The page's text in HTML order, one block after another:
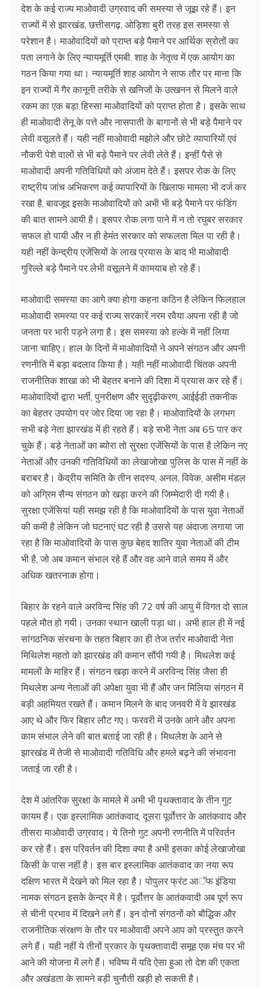
देश के कई राज्य माओवादी उग्रवाद की समस्या से जूझ रहे हैं। इन
राज्यों में से झारखंड, छत्तीसगढ़, ओड़िशा बुरी तरह इस समस्या से
परेशान है। माओवादियों को प्राप्त बड़े पैमाने पर आर्थिक स्रोतों का
पता लगाने के लिए न्यायमूर्ति एमबी. शाह के नेतृत्व में एक आयोग का
गठन किया गया था। न्यायमूर्ति शाह आयोग ने साफ तौर पर माना कि
इन राज्यों में गैर कानूनी तरीके से खनिजों के उत्खनन से मिलने वाले
रकम का एक बड़ा हिस्सा माओवादियों को प्राप्त होता है। इसके साथ
ही माओवादी तेनू के पत्ते और नासपाती के बागानों से भी बड़े पैमाने पर
लेवी वसूलते हैं। यही नहीं माओवादी मझोले और छोटे व्यापारियों एवं
नौकरी पेशे वालों से भी बड़े पैमाने पर लेवी लेते हैं। इन्हीं पैसे से
माओवादी अपनी गतिविधियों को अंजाम देते हैं। इसपर रोक के लिए
राष्ट्रीय जांच अभिकरण कई व्यापारियों के खिलाफ मामला भी दर्ज कर
रखा है, बावजूद इसके माओवादियों को अभी भी बड़े पैमाने पर फंडिंग
की बात सामने आयी है। इसपर रोक लगा पाने में न तो रघुबर सरकार
सफल हो पायी और न ही हेमंत सरकार को सफलता मिल पा रही है।
यही नहीं केन्द्रीय एजेंसियों के लाख प्रयास के बाद भी माओवादी
गुरिल्ले बड़े पैमाने पर लेभी वसूलने में कामयाब हो रहे हैं।
माओवादी समस्या का आगे क्या होगा कहना कठिन है लेकिन फिलहाल
माओवादी समस्या पर कई राज्य सरकारें नरम रवैया अपना रही है जो
जनता पर भारी पड़ने लगा है। इस समस्या को हल्के में नहीं लिया
जाना चाहिए। हाल के दिनों में माओवादियों ने अपने संगठन और अपनी
रणनीति में बड़ा बदलाव किया है। यही नहीं माओवादी चिंतक अपनी
राजनीतिक शाखा को भी बेहतर बनाने की दिशा में प्रयास कर रहे हैं।
माओवादियों द्वारा भर्ती, पुनरीक्षण और सुदृढ़ीकरण, आईईडी तकनीक
का बेहतर उपयोग पर जोर दिया जा रहा है। माओवादियों के लगभग
सभी बड़े नेता झारखंड में ही रहते हैं। बड़े सभी नेता अब 65 पार कर
चुके हैं। बड़े नेताओं का ब्योरा तो सुरक्षा एजेंसियों के पास है लेकिन नए
नेताओं और उनकी गतिविधियों का लेखाजोखा पुलिस के पास में नहीं के
बराबर है। केंद्रीय समिति के तीन सदस्य, अनल, विवेक, असीम मंडल
को अग्रिम सैन्य संगठन को खड़ा करने की जिम्मेदारी दी गयी है।
सुरक्षा एजेंसियां यही समझ रही है कि माओवादियों के पास युवा नेताओं
की कमी है लेकिन जो घटनाएं घट रही है उससे यह अंदाजा लगाया जा
रहा है कि माओवादियों के पास कुछ बेहद शातिर युवा नेताओं की टीम
भी है, जो अब कमान संभाल रहे हैं और वह आने वाले समय में और
अधिक खतरनाक होगा।
बिहार के रहने वाले अरविन्द सिंह की 72 वर्ष की आयु में विगत दो साल
पहले मौत हो गयी। उनका स्थान खाली पड़ा था। अभी हाल ही में नई
सांगठनिक संरचना के तहत बिहार का ही तेज तर्रार माओवादी नेता
मिथिलेश महतो को झारखंड की कमान सौंपी गयी है। मिथलेश कई
मामलों के माहिर हैं। संगठन खड़ा करने में अरविन्द सिंह जैसा ही
मिथलेश अन्य नेताओं की अपेक्षा युवा भी हैं और जन मिलिया संगठन में
बड़ी अहमियत रखते हैं। कमान मिलने के बाद जनवरी में वे झारखंड
आए थे और फिर बिहार लौट गए। फरवरी में उनके आने और अपना
काम संभाल लेने की बात बताई जा रही है। मिथलेश के आने से
झारखंड में तेजी से माओवादी गतिविधि और हमले बढ़ने की संभावना
जताई जा रही है।
देश में आंतरिक सुरक्षा के मामले में अभी भी पृथक्तावाद के तीन गुट
कायम हैं। एक इस्लामिक आतंकवाद, दूसरा पूर्वोत्तर के आतंकवाद और
तीसरा माओवादी उग्रवाद। ये तिनो गुट अपनी रणनीति में परिवर्तन
कर रहे हैं। इस परिवर्तन की दिशा क्या है अभी इसका कोई लेखाजोखा
किसी के पास नहीं है। इस बार इस्लामिक आतंकवाद का नया रूप
दक्षिण भारत में देखने को मिल रहा है। पोपुलर फ्रंट आॅफ इंडिया
नामक संगठन इसके केन्द्र में है। पूर्वोत्तर के आतंकवादी अब पूर्ण रूप
से चीनी प्रभाव में दिखने लगे हैं। इन दोनों संगठनों को बौद्धिक और
राजनीतिक संरक्षण के तौर पर माओवादी अपने आप को प्रस्तुत करने
लगे हैं। यही नहीं ये तीनों प्रकार के पृथक्तावादी समूह एक मंच पर भी
आने की योजना में लगे हैं। भविष्य में यदि ऐसा हुआ तो देश की एकता
और अखंडता के सामने बड़ी चुनौती खड़ी हो सकती है।